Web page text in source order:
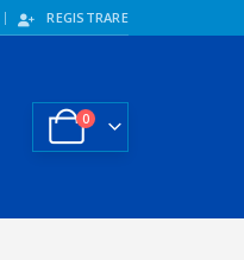
REGISTRARE
0